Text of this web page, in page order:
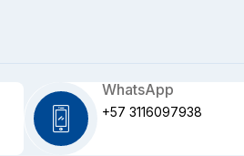
WhatsApp
+57 3116097938